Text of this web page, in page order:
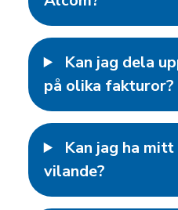
Kan jag dela
på olika fakturor?
Kan jag ha
vilande?